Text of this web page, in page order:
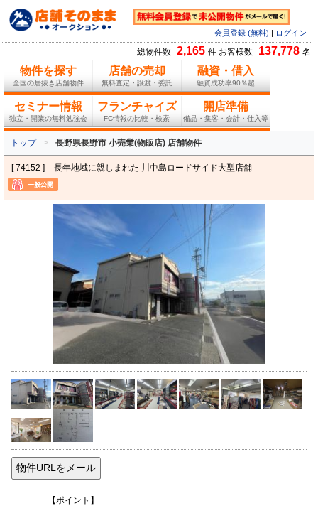
会員登録 (無料) ログイン
総物件数 2,165 件 お客様数 137,778 名
物件を探す
全国の居抜き店舗物件
店舗の売却
無料査定・譲渡・委託
融資・借入
融資成功率90％超
セミナー情報
独立・開業の無料勉強会
フランチャイズ
FC情報の比較・検索
開店準備
備品・集客・会計・仕入等
トップ 長野県長野市 小売業(物販店) 店舗物件
[ 74152 ] 長年地域に親しまれた 川中島ロードサイド大型店舗
【ポイント】